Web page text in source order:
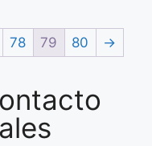
78 79 80 →